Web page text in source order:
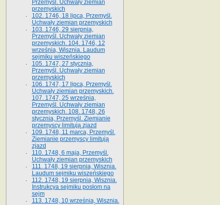
Przemyśl. Uchwały ziemian
przemyskich
102. 1746, 18 lipca, Przemyśl.
Uchwały ziemian przemyskich
103. 1746, 29 sierpnia,
Przemyśl. Uchwały ziemian
przemyskich. 104. 1746, 12
września, Wisznia. Laudum
sejmiku wiszeńskiego
105. 1747, 27 stycznia,
Przemyśl. Uchwały ziemian
przemyskich
106. 1747, 17 lipca, Przemyśl.
Uchwały ziemian przemyskich.
107. 1747, 25 września,
Przemyśl. Uchwały ziemian
przemyskich. 108. 1748, 26
stycznia, Przemyśl. Ziemianie
przemyscy limitują zjazd
109. 1748, 11 marca, Przemyśl.
Ziemianie przemyscy limitują
zjazd
110. 1748, 6 maja, Przemyśl.
Uchwały ziemian przemyskich
111. 1748, 19 sierpnia, Wisznia.
Laudum sejmiku wiszeńskiego
112. 1748, 19 sierpnia, Wisznia.
Instrukcya sejmiku posłom na
sejm
113. 1748, 10 września, Wisznia.